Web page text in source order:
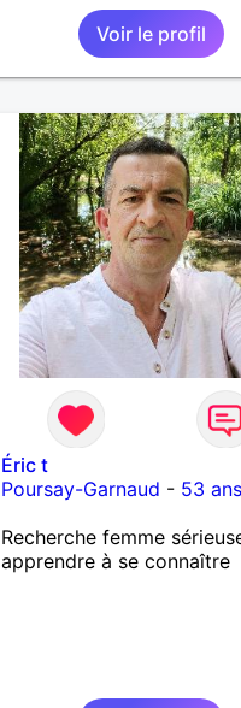
Voir le profil
Éric t
Poursay-Garnaud - 53 ans
Recherche femme
apprendre à se connaître